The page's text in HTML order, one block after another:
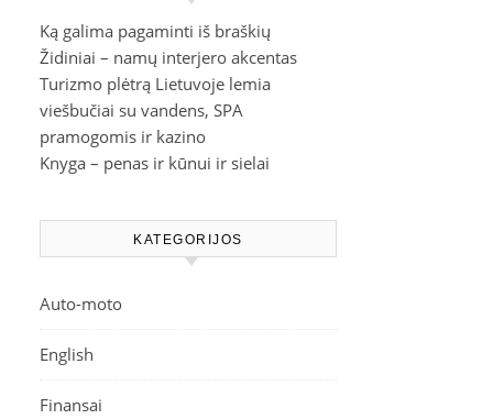
Ką galima pagaminti iš braškių
Židiniai – namų interjero akcentas
Turizmo plėtrą Lietuvoje lemia
viešbučiai su vandens, SPA
pramogomis ir kazino
Knyga – penas ir kūnui ir sielai
KATEGORIJOS
Auto-moto
English
Finansai